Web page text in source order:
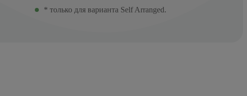
* только для варианта Self Arranged.